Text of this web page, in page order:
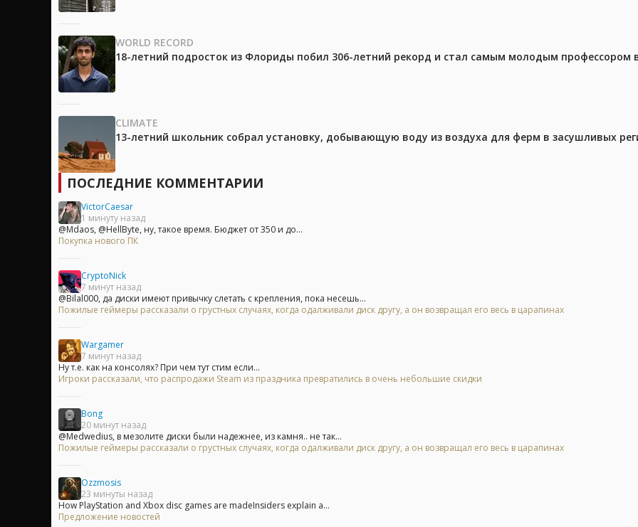
WORLD RECORD
18-летний подросток из Флориды побил 306-летний рекорд и стал самым молодым профессором
CLIMATE
13-летний школьник собрал установку, добывающую воду из воздуха для ферм в засушливых
ПОСЛЕДНИЕ КОММЕНТАРИИ
VictorCaesar
1 минуту назад
@Mdaos, @HellByte, ну, такое время. Бюджет от 350 и до...
Покупка нового ПК
CryptoNick
7 минут назад
@Bilal000, да диски имеют привычку слетать с крепления, пока несешь...
Пожилые геймеры рассказали о грустных случаях, когда одалживали диск другу, а он возвращал его весь в царапинах
Wargamer
7 минут назад
Ну т.е. как на консолях? При чем тут стим если...
Игроки рассказали, что распродажи Steam из праздника превратились в очень небольшие скидки
Bong
20 минут назад
@Medwedius, в мезолите диски были надежнее, из камня.. не так...
Пожилые геймеры рассказали о грустных случаях, когда одалживали диск другу, а он возвращал его весь в царапинах
Ozzmosis
23 минуты назад
How PlayStation and Xbox disc games are madeInsiders explain a...
Предложение новостей